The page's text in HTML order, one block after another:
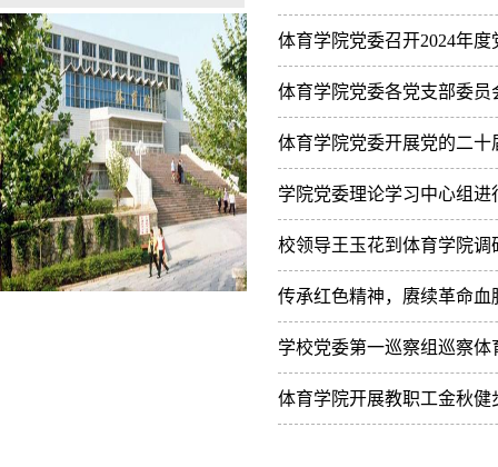
体育学院党委召开2024年
体育学院党委各党支部委
体育学院党委开展党的二
学院党委理论学习中心组进
校领导王玉花到体育学院调
传承红色精神，赓续革命
学校党委第一巡察组巡察
体育学院开展教职工金秋健